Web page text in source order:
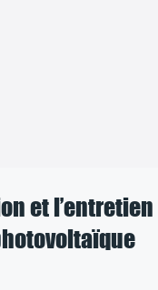
et l’entretien